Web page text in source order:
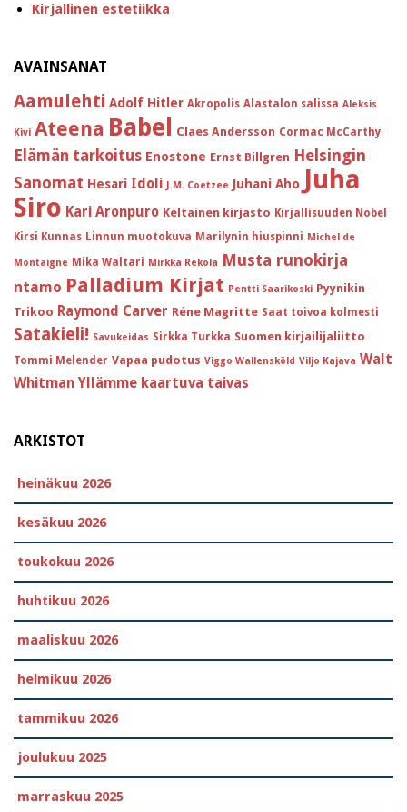
Kirjallinen estetiikka
AVAINSANAT
Aamulehti Adolf Hitler Akropolis Alastalon salissa Aleksis
Kivi Ateena Babel Claes Andersson Cormac McCarthy
Elämän tarkoitus Enostone Ernst Billgren Helsingin
Sanomat Hesari Idoli J.M. Coetzee Juhani Aho Juha
Siro Kari Aronpuro Keltainen kirjasto Kirjallisuuden Nobel
Kirsi Kunnas Linnun muotokuva Marilynin hiuspinni Michel de
Montaigne Mika Waltari Mirkka Rekola Musta runokirja
ntamo Palladium Kirjat Pentti Saarikoski Pyynikin
Trikoo Raymond Carver Réne Magritte Saat toivoa kolmesti
Satakieli! Savukeidas Sirkka Turkka Suomen kirjailijaliitto
Tommi Melender Vapaa pudotus Viggo Wallensköld Viljo Kajava Walt
Whitman Yllämme kaartuva taivas
ARKISTOT
heinäkuu 2026
kesäkuu 2026
toukokuu 2026
huhtikuu 2026
maaliskuu 2026
helmikuu 2026
tammikuu 2026
joulukuu 2025
marraskuu 2025